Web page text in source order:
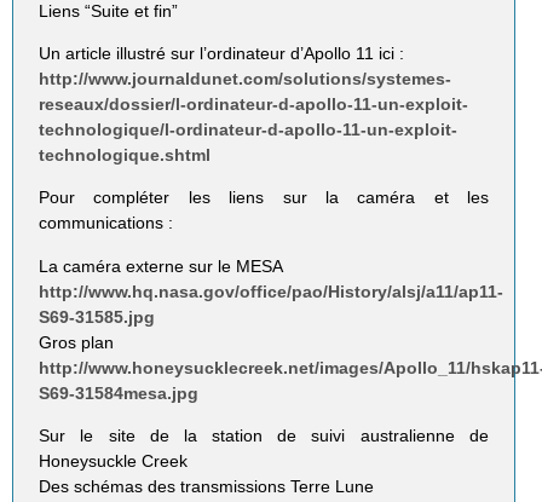
Liens “Suite et fin”
Un article illustré sur l’ordinateur d’Apollo 11 ici :
http://www.journaldunet.com/solutions/systemes-
reseaux/dossier/l-ordinateur-d-apollo-11-un-exploit-
technologique/l-ordinateur-d-apollo-11-un-exploit-
technologique.shtml
Pour compléter les liens sur la caméra et les
communications :
La caméra externe sur le MESA
http://www.hq.nasa.gov/office/pao/History/alsj/a11/ap11-
S69-31585.jpg
Gros plan
http://www.honeysucklecreek.net/images/Apollo_11/
S69-31584mesa.jpg
Sur le site de la station de suivi australienne de
Honeysuckle Creek
Des schémas des transmissions Terre Lune